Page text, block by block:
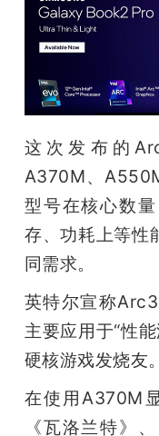
这次发布的
A370M、
型号在核心数
存、功耗上等性
同需求。
英特尔宣称
主要应用于“性
硬核游戏发烧友。
在使用A370M
《瓦洛兰特》